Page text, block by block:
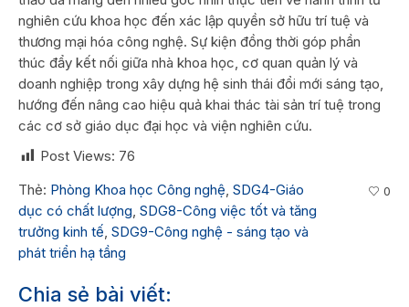
nghiên cứu khoa học đến xác lập quyền sở hữu trí tuệ và
thương mại hóa công nghệ. Sự kiện đồng thời góp phần
thúc đẩy kết nối giữa nhà khoa học, cơ quan quản lý và
doanh nghiệp trong xây dựng hệ sinh thái đổi mới sáng tạo,
hướng đến nâng cao hiệu quả khai thác tài sản trí tuệ trong
các cơ sở giáo dục đại học và viện nghiên cứu.
Post Views: 76
Thẻ: Phòng Khoa học Công nghệ, SDG4-Giáo
dục có chất lượng, SDG8-Công việc tốt và tăng
trưởng kinh tế, SDG9-Công nghệ - sáng tạo và
phát triển hạ tầng
0
Chia sẻ bài viết: